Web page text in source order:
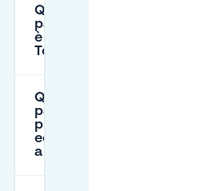
Quando il
parcheggio
è gratuito a
Tolosa?
Qual è il
parcheggio
più
economico
a Tolosa?